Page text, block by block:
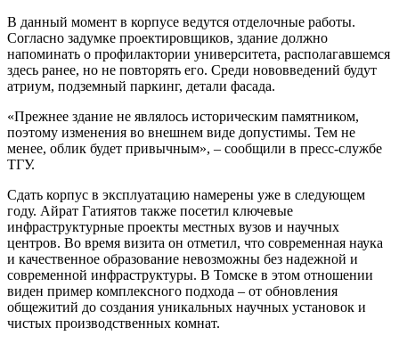
В данный момент в корпусе ведутся отделочные работы.
Согласно задумке проектировщиков, здание должно
напоминать о профилактории университета, располагавшемся
здесь ранее, но не повторять его. Среди нововведений будут
атриум, подземный паркинг, детали фасада.
«Прежнее здание не являлось историческим памятником,
поэтому изменения во внешнем виде допустимы. Тем не
менее, облик будет привычным», – сообщили в пресс-службе
ТГУ.
Сдать корпус в эксплуатацию намерены уже в следующем
году. Айрат Гатиятов также посетил ключевые
инфраструктурные проекты местных вузов и научных
центров. Во время визита он отметил, что современная наука
и качественное образование невозможны без надежной и
современной инфраструктуры. В Томске в этом отношении
виден пример комплексного подхода – от обновления
общежитий до создания уникальных научных установок и
чистых производственных комнат.